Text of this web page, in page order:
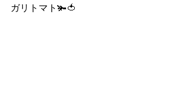
ガリトマト🫚🍅